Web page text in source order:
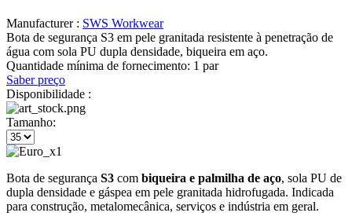
Manufacturer : SWS Workwear
Bota de segurança S3 em pele granitada resistente à penetração de
água com sola PU dupla densidade, biqueira em aço.
Quantidade mínima de fornecimento: 1 par
Saber preço
Disponibilidade :
Tamanho:
Bota de segurança S3 com biqueira e palmilha de aço, sola PU de
dupla densidade e gáspea em pele granitada hidrofugada. Indicada
para construção, metalomecânica, serviços e indústria em geral.